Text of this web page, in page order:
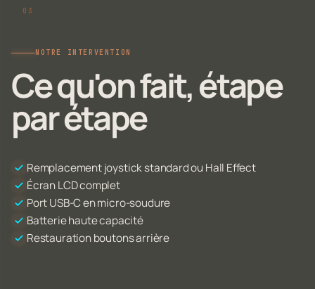
NOTRE INTERVENTION
Ce qu'on fait, étape
par étape
Remplacement joystick standard ou Hall Effect
Écran LCD complet
Port USB-C en micro-soudure
Batterie haute capacité
Restauration boutons arrière